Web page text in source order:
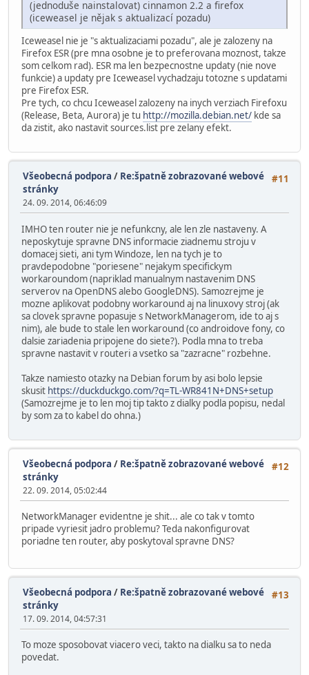
(jednoduše nainstalovat) cinnamon 2.2 a firefox
(iceweasel je nějak s aktualizací pozadu)
Iceweasel nie je "s aktualizaciami pozadu", ale je zalozeny na
Firefox ESR (pre mna osobne je to preferovana moznost, takze
som celkom rad). ESR ma len bezpecnostne updaty (nie nove
funkcie) a updaty pre Iceweasel vychadzaju totozne s updatami
pre Firefox ESR.
Pre tych, co chcu Iceweasel zalozeny na inych verziach Firefoxu
(Release, Beta, Aurora) je tu http://mozilla.debian.net/ kde sa
da zistit, ako nastavit sources.list pre zelany efekt.
#11
Všeobecná podpora / Re:špatně zobrazované webové
stránky
24. 09. 2014, 06:46:09
IMHO ten router nie je nefunkcny, ale len zle nastaveny. A
neposkytuje spravne DNS informacie ziadnemu stroju v
domacej sieti, ani tym Windoze, len na tych je to
pravdepodobne "poriesene" nejakym specifickym
workaroundom (napriklad manualnym nastavenim DNS
serverov na OpenDNS alebo GoogleDNS). Samozrejme je
mozne aplikovat podobny workaround aj na linuxovy stroj (ak
sa clovek spravne popasuje s NetworkManagerom, ide to aj s
nim), ale bude to stale len workaround (co androidove fony, co
dalsie zariadenia pripojene do siete?). Podla mna to treba
spravne nastavit v routeri a vsetko sa "zazracne" rozbehne.
Takze namiesto otazky na Debian forum by asi bolo lepsie
skusit https://duckduckgo.com/?q=TL-WR841N+DNS+setup
(Samozrejme je to len moj tip takto z dialky podla popisu, nedal
by som za to kabel do ohna.)
#12
Všeobecná podpora / Re:špatně zobrazované webové
stránky
22. 09. 2014, 05:02:44
NetworkManager evidentne je shit... ale co tak v tomto
pripade vyriesit jadro problemu? Teda nakonfigurovat
poriadne ten router, aby poskytoval spravne DNS?
#13
Všeobecná podpora / Re:špatně zobrazované webové
stránky
17. 09. 2014, 04:57:31
To moze sposobovat viacero veci, takto na dialku sa to neda
povedat.